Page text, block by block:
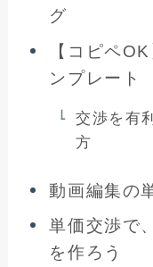
グ
【コピペ
ンプレート
交渉を有
方
動画編集の
単価交渉で
を作ろう